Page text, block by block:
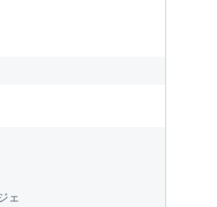
leaving the country website to access another
ェ